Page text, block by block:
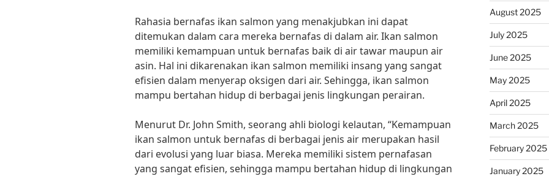
Rahasia bernafas ikan salmon yang menakjubkan ini dapat
ditemukan dalam cara mereka bernafas di dalam air. Ikan salmon
memiliki kemampuan untuk bernafas baik di air tawar maupun air
asin. Hal ini dikarenakan ikan salmon memiliki insang yang sangat
efisien dalam menyerap oksigen dari air. Sehingga, ikan salmon
mampu bertahan hidup di berbagai jenis lingkungan perairan.
Menurut Dr. John Smith, seorang ahli biologi kelautan, “Kemampuan
ikan salmon untuk bernafas di berbagai jenis air merupakan hasil
dari evolusi yang luar biasa. Mereka memiliki sistem pernafasan
yang sangat efisien, sehingga mampu bertahan hidup di lingkungan
August 2025
July 2025
June 2025
May 2025
April 2025
March 2025
February 2025
January 2025